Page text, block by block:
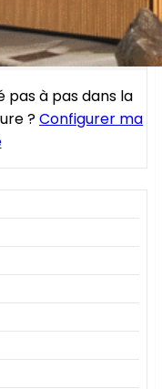
pas à pas dans la
?Configurer ma